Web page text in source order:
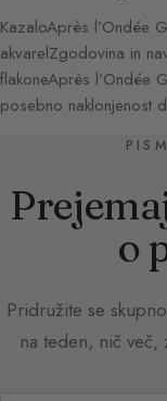
KazaloAprès l’Ondée
akvarelZgodovina in
flakoneAprès l’Ondée
posebno naklonjenost
o
Pridružite se
na teden, nič več,